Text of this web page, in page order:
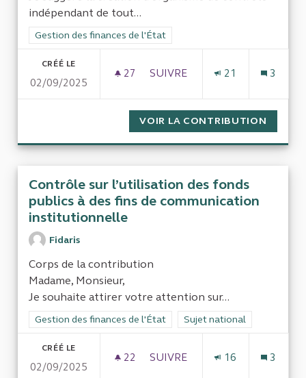
indépendant de tout...
Filtrer les résultats de la catégorie : Gestion des finances de
Gestion des finances de l'État
CRÉÉ LE
02/09/2025
27 27 ABONNÉS
SUIVRE
21 3
VOIR LA CONTRIBUTION
Contrôle sur l’utilisation des fonds
publics à des fins de communication
institutionnelle
Fidaris
Corps de la contribution
Madame, Monsieur,
Je souhaite attirer votre attention sur...
Filtrer les résultats de la catégorie : Gestion des finances de
Gestion des finances de l'État Filtrer les résultats pour le
Sujet national
CRÉÉ LE
02/09/2025
22 22 ABONNÉS
SUIVRE
16 3